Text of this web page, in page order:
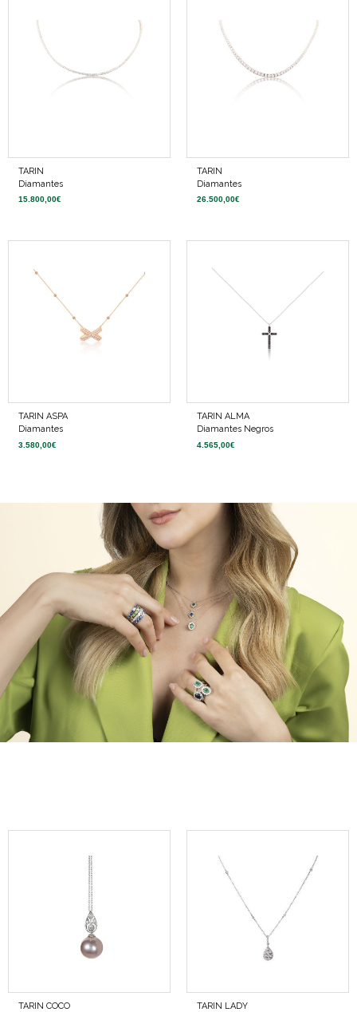
TARIN
Diamantes
15.800,00€
TARIN
Diamantes
26.500,00€
TARIN ASPA
Diamantes
3.580,00€
TARIN ALMA
Diamantes Negros
4.565,00€
TARIN COCO TARIN LADY